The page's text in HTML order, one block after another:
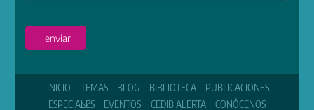
enviar
INICIO TEMAS BLOG BIBLIOTECA
PUBLICACIONES
ESPECIALES
EVENTOS CEDIB ALERTA CONÓCENOS